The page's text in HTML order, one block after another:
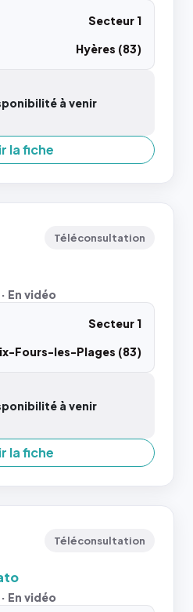
Secteur 1
Hyères (83)
à venir
la fiche
Téléconsultation
En vidéo
Secteur 1
Fours-les-Plages (83)
à venir
la fiche
Téléconsultation
En vidéo